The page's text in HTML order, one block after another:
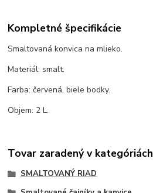
Kompletné špecifikácie
Smaltovaná konvica na mlieko.
Materiál: smalt.
Farba: červená, biele bodky.
Objem: 2 L.
Tovar zaradený v kategóriách
SMALTOVANÝ RIAD